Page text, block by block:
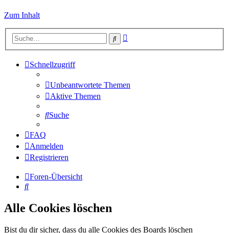
Zum Inhalt
Suche
Schnellzugriff
Unbeantwortete Themen
Aktive Themen
Suche
FAQ
Anmelden
Registrieren
Foren-Übersicht
Suche
Alle Cookies löschen
Bist du dir sicher, dass du alle Cookies des Boards löschen